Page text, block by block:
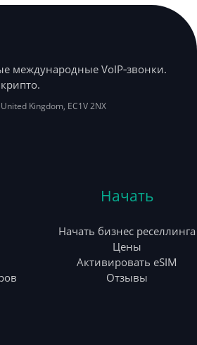
международные VoIP‑звонки.
United Kingdom, EC1V 2NX
Начать
Начать бизнес реселлинга
Цены
Активировать eSIM
Отзывы